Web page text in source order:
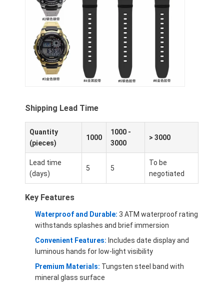
Orologio a cinghia di silicio
Lady Quartz Watch
Orologio di quarzo per uomo
Orologio di luce al quarzo
Orologio per bambini
Ricambi per orologi
Ricambi per cinture da orologio
Shipping Lead Time
Quantity
(pieces)
1000
1000 -
3000
> 3000
Lead time
(days)
5 5
To be
negotiated
Key Features
Waterproof and Durable: 3 ATM waterproof rating
withstands splashes and brief immersion
Convenient Features: Includes date display and
luminous hands for low-light visibility
Premium Materials: Tungsten steel band with
mineral glass surface